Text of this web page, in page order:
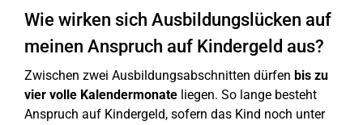
Wie wirken sich Ausbildungslücken auf
meinen Anspruch auf Kindergeld aus?
Zwischen zwei Ausbildungsabschnitten dürfen bis zu
vier volle Kalendermonate liegen. So lange besteht
Anspruch auf Kindergeld, sofern das Kind noch unter